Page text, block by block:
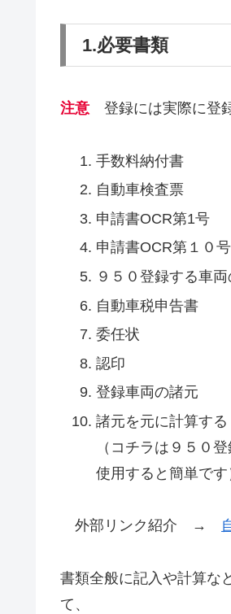
1.必要書類
注意 登録には実際に登
手数料納付書
自動車検査票
申請書OCR第1号
申請書OCR第１０
９５０登録する車
自動車税申告書
委任状 （
認印
登録車両の諸元 （
諸元を元に計算す
（コチラは９５０
使用すると簡単です
外部リンク紹介 →
書類全般に記入や計算な
て、